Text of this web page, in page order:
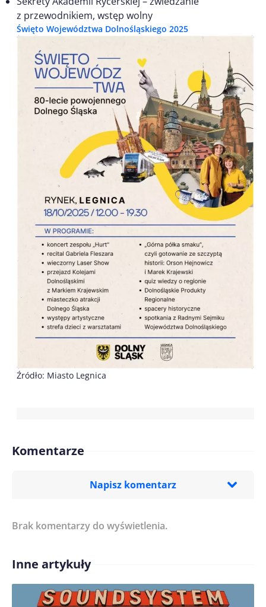
z przewodnikiem, wstęp wolny
Święto Województwa Dolnośląskiego 2025
Źródło: Miasto Legnica
Komentarze
Napisz komentarz
Treść komentarza*
Imię/ Nick*
Brak komentarzy do wyświetlenia.
Inne artykuły